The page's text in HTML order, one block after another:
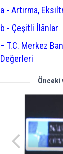
a - Artırma,
b - Çeşitli İlânlar
– T.C. Merkez
Değerleri
Önceki